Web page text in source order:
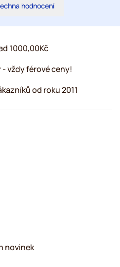
hodnocení
1000,00Kč
vždy férové ceny!
od roku 2011
novinek